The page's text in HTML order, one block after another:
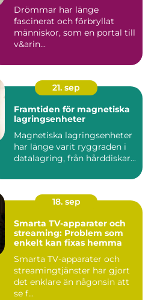
Drömmar har länge
fascinerat och förbryllat
människor, som en portal till
v&arin...
21. sep
Framtiden för magnetiska
lagringsenheter
Magnetiska lagringsenheter
har länge varit ryggraden i
datalagring, från hårddiskar...
18. sep
Smarta TV-apparater och
streaming: Problem som
enkelt kan fixas hemma
Smarta TV-apparater och
streamingtjänster har gjort
det enklare än någonsin att
se f...